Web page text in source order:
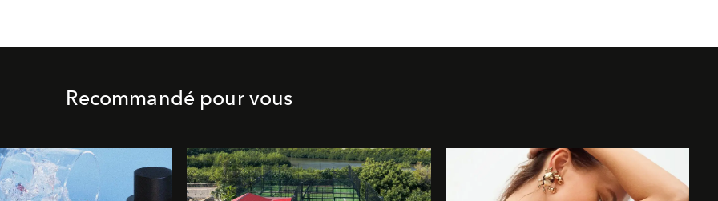
Recommandé pour vous